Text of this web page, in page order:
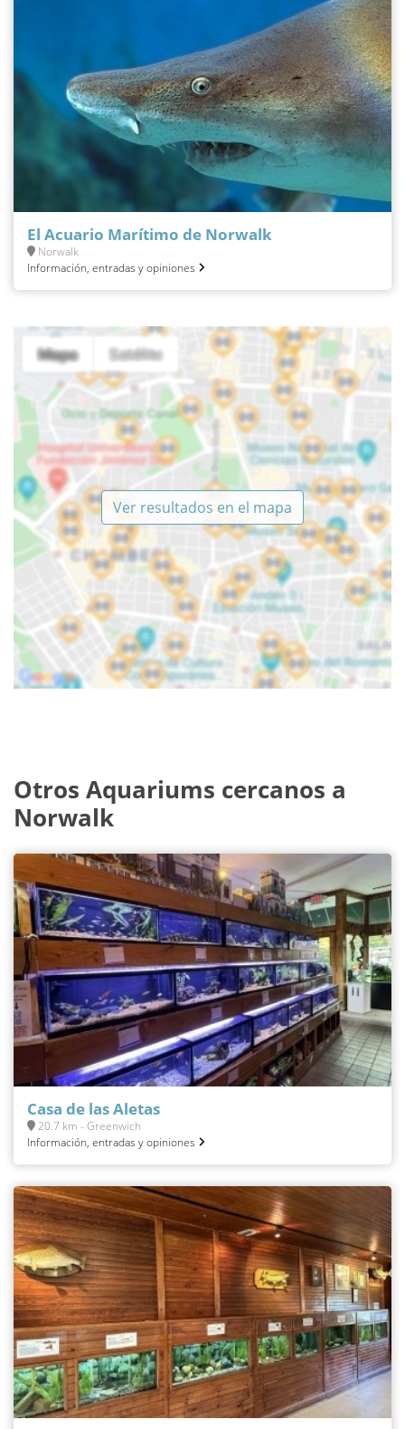
El Acuario Marítimo de Norwalk
Norwalk
Información, entradas y opiniones
Ver resultados en el mapa
Otros Aquariums cercanos a
Norwalk
Casa de las Aletas
20.7 km - Greenwich
Información, entradas y opiniones